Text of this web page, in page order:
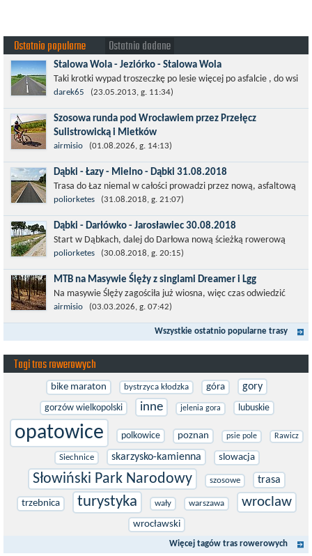
Ostatnio popularne Ostatnio dodane
Stalowa Wola - Jeziórko - Stalowa Wola
Taki krotki wypad troszeczkę po lesie więcej po asfalcie , do wsi
której już nie ma , kopalni siarki również nie ma , a ci co
pamiętają okres...
darek65 (23.05.2013, g. 11:34)
Szosowa runda pod Wrocławiem przez Przełęcz
Sulistrowicką i Mietków
Łatwa, szosowa runda pod Wrocławiem, raczej płaska z jednym
małym podjazdem na Przełęcz Sulistrowicką od strony Olesznej.
To trasa idealna na...
airmisio (01.08.2026, g. 14:13)
Dąbki - Łazy - Mielno - Dąbki 31.08.2018
Trasa do Łaz niemal w całości prowadzi przez nową, asfaltową
ścieżkę rowerową (od Dąbek do Iwięcina wzdłuż drogi 203).
Niestety jest to trasa nie...
poliorketes (31.08.2018, g. 21:07)
Dąbki - Darłówko - Jarosławiec 30.08.2018
Start w Dąbkach, dalej do Darłowa nową ścieżką rowerową
(niekiedy pieszo-rowerową), gdzie na pierwszym rondzie zjazd
w stronę Darłówka Zachodniego....
poliorketes (30.08.2018, g. 20:15)
MTB na Masywie Ślęży z singlami Dreamer i Lgg
Na masywie Ślęży zagościła już wiosna, więc czas odwiedzić
ścieżki, które jeszcze niedawno skrywały się pod śniegiem.
Runda wprowadzająca w...
airmisio (03.03.2026, g. 07:42)
Wszystkie ostatnio popularne trasy
Tagi tras rowerowych
bike maraton bystrzyca kłodzka góra gory
gorzów wielkopolski inne jelenia gora lubuskie
opatowice polkowice poznan psie pole Rawicz
Siechnice skarzysko-kamienna slowacja
Słowiński Park Narodowy szosowe trasa
trzebnica turystyka wały warszawa wroclaw
wrocławski
Więcej tagów tras rowerowych